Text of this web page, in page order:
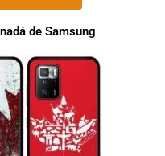
de Samsung